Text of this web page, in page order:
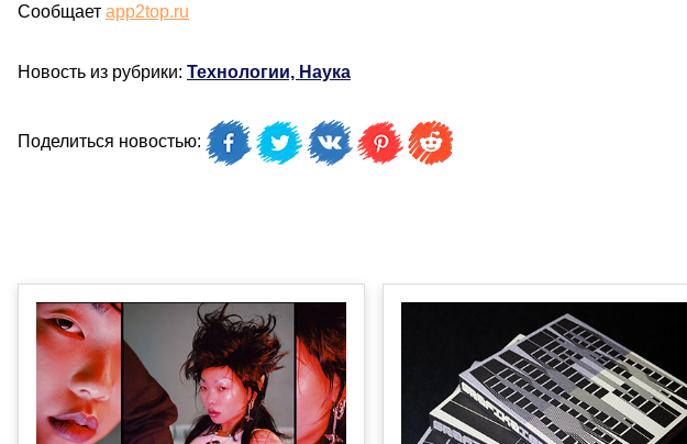
Сообщает app2top.ru
Новость из рубрики: Технологии, Наука
Поделиться новостью: